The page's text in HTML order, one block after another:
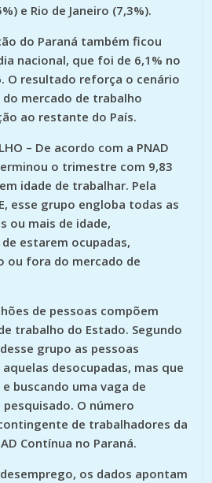
e Rio de Janeiro (7,3%).
do Paraná também ficou
nacional, que foi de 6,1% no
O resultado reforça o cenário
mercado de trabalho
ao restante do País.
– De acordo com a PNAD
o trimestre com 9,83
idade de trabalhar. Pela
esse grupo engloba todas as
ou mais de idade,
estarem ocupadas,
ou fora do mercado de
de pessoas compõem
trabalho do Estado. Segundo
grupo as pessoas
desocupadas, mas que
buscando uma vaga de
O número
de trabalhadores da
Contínua no Paraná.
os dados apontam